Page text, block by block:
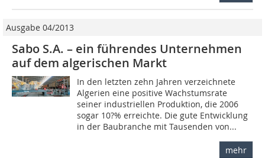
Ausgabe 04/2013
Sabo S.A. – ein führendes Unternehmen
auf dem algerischen Markt
In den letzten zehn Jahren verzeichnete
Algerien eine positive Wachstumsrate
seiner industriellen Produktion, die 2006
sogar 10?% erreichte. Die gute Entwicklung
in der Baubranche mit Tausenden von...
mehr